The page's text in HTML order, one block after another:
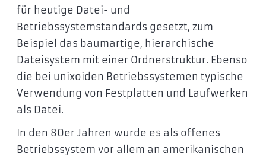
für heutige Datei- und
Betriebssystemstandards gesetzt, zum
Beispiel das baumartige, hierarchische
Dateisystem mit einer Ordnerstruktur. Ebenso
die bei unixoiden Betriebssystemen typische
Verwendung von Festplatten und Laufwerken
als Datei.
In den 80er Jahren wurde es als offenes
Betriebssystem vor allem an amerikanischen